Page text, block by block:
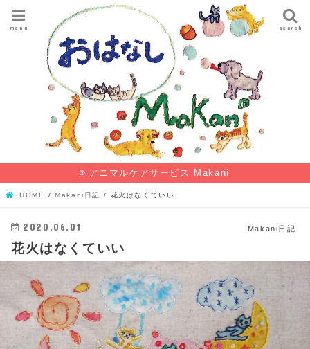
search
menu
アニマルケアサービス Makani
HOME Makani日記 花火はなくていい
Makani日記
2020.06.01
花火はなくていい